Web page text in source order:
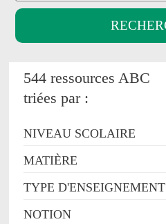
544 ressources ABC
triées par :
NIVEAU SCOLAIRE
MATIÈRE
TYPE D'ENSEIGNEMENT
NOTION